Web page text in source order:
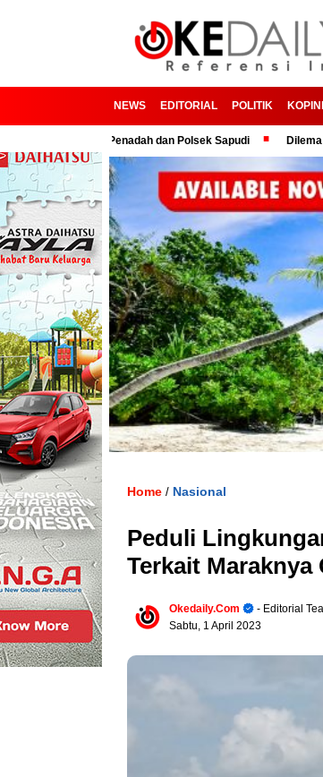
NEWS EDITORIAL POLITIK KOPINI
Oknum Penadah dan Polsek Sapudi Dilema Tafsir
Home / Nasional
Peduli
Terkait Maraknya
Okedaily.com
- Editorial
Sabtu, 1 April 2023